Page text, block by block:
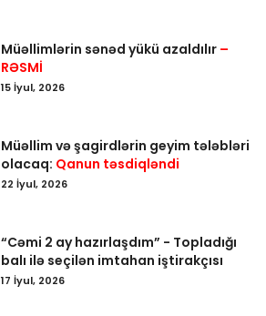
Müəllimlərin sənəd yükü azaldılır –
RƏSMİ
15 İyul, 2026
Müəllim və şagirdlərin geyim tələbləri
olacaq: Qanun təsdiqləndi
22 İyul, 2026
“Cəmi 2 ay hazırlaşdım” - Topladığı
balı ilə seçilən imtahan iştirakçısı
17 İyul, 2026